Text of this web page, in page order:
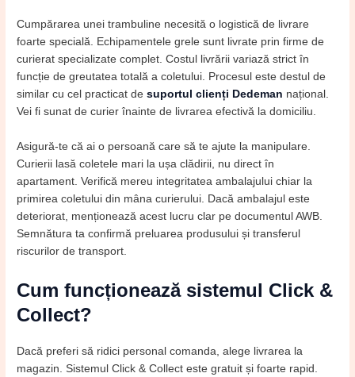
Cumpărarea unei trambuline necesită o logistică de livrare
foarte specială. Echipamentele grele sunt livrate prin firme de
curierat specializate complet. Costul livrării variază strict în
funcție de greutatea totală a coletului. Procesul este destul de
similar cu cel practicat desuportul clienți Dedeman național.
Vei fi sunat de curier înainte de livrarea efectivă la domiciliu.
Asigură-te că ai o persoană care să te ajute la manipulare.
Curierii lasă coletele mari la ușa clădirii, nu direct în
apartament. Verifică mereu integritatea ambalajului chiar la
primirea coletului din mâna curierului. Dacă ambalajul este
deteriorat, menționează acest lucru clar pe documentul AWB.
Semnătura ta confirmă preluarea produsului și transferul
riscurilor de transport.
Cum funcționează sistemul Click &
Collect?
Dacă preferi să ridici personal comanda, alege livrarea la
magazin. Sistemul Click & Collect este gratuit și foarte rapid.